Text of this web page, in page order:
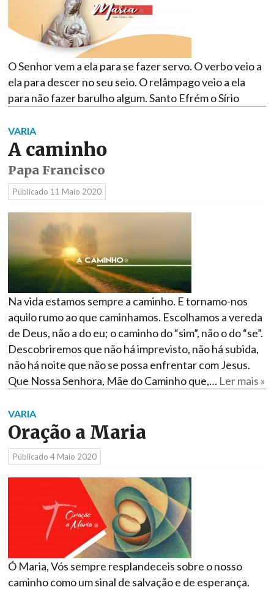
O Senhor vem a ela para se fazer servo. O verbo veio a
ela para descer no seu seio. O relâmpago veio a ela
para não fazer barulho algum. Santo Efrém o Sírio
VARIA
A caminho
Papa Francisco
Públicado 11 Maio 2020
Na vida estamos sempre a caminho. E tornamo-nos
aquilo rumo ao que caminhamos. Escolhamos a vereda
de Deus, não a do eu; o caminho do “sim”, não o do “se”.
Descobriremos que não há imprevisto, não há subida,
não há noite que não se possa enfrentar com Jesus.
Que Nossa Senhora, Mãe do Caminho que,… Ler mais »
VARIA
Oração a Maria
Públicado 4 Maio 2020
Ó Maria, Vós sempre resplandeceis sobre o nosso
caminho como um sinal de salvação e de esperança.